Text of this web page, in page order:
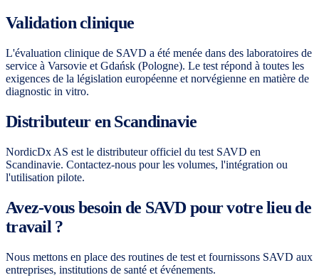
Validation clinique
L'évaluation clinique de SAVD a été menée dans des laboratoires de
service à Varsovie et Gdańsk (Pologne). Le test répond à toutes les
exigences de la législation européenne et norvégienne en matière de
diagnostic in vitro.
Distributeur en Scandinavie
NordicDx AS est le distributeur officiel du test SAVD en
Scandinavie. Contactez-nous pour les volumes, l'intégration ou
l'utilisation pilote.
Avez-vous besoin de SAVD pour votre lieu de
travail ?
Nous mettons en place des routines de test et fournissons SAVD aux
entreprises, institutions de santé et événements.